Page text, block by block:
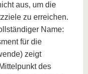
aus, um die
zu erreichen.
Name:
für die
zeigt
des